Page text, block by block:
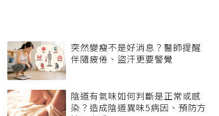
突然變瘦不是好消息？醫師提醒
伴隨疲倦、盜汗更要警覺
陰道有氣味如何判斷是正常或感
染？造成陰道異味5病因、預防方